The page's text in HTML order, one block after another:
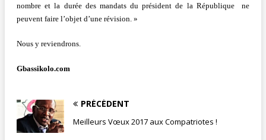
nombre et la durée des mandats du président de la République ne
peuvent faire l’objet d’une révision. »
Nous y reviendrons.
Gbassikolo.com
PRÉCÉDENT
Meilleurs Vœux 2017 aux Compatriotes !